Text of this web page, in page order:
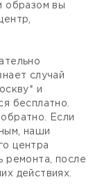
образом вы
случай
и
бесплатно.
Если
наши
центра
ремонта, после
действиях.